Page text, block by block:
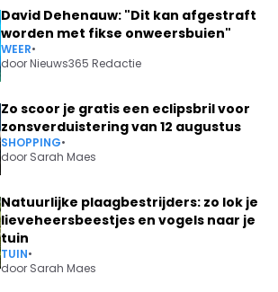
David Dehenauw: "Dit kan afgestraft
worden met fikse onweersbuien"
WEER•
doorNieuws365 Redactie
Zo scoor je gratis een eclipsbril voor
zonsverduistering van 12 augustus
SHOPPING•
door Sarah Maes
Natuurlijke plaagbestrijders: zo lok je
lieveheersbeestjes en vogels naar je
tuin
TUIN•
door Sarah Maes